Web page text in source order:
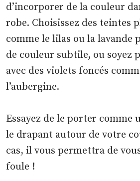
d’incorporer de la couleur
robe. Choisissez des teintes
comme le lilas ou la lavande
de couleur subtile, ou soyez
avec des violets foncés
l’aubergine.
Essayez de le porter comme
le drapant autour de votre
cas, il vous permettra de
foule !